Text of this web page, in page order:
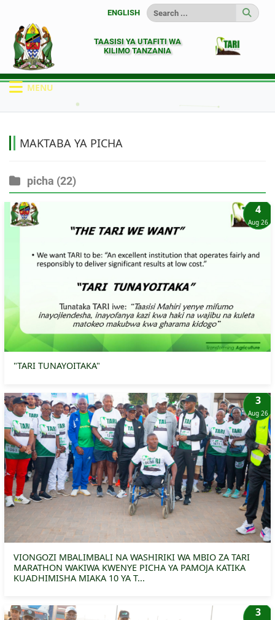
ENGLISH
TAASISI YA UTAFITI WA
KILIMO TANZANIA
MENU
MAKTABA YA PICHA
picha (22)
4
Aug 26
"TARI TUNAYOITAKA"
3
Aug 26
VIONGOZI MBALIMBALI NA WASHIRIKI WA MBIO ZA TARI
MARATHON WAKIWA KWENYE PICHA YA PAMOJA KATIKA
KUADHIMISHA MIAKA 10 YA T...
3